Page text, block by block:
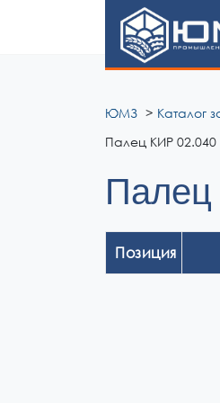
ЮМЗ Каталог
Палец КИР 02.040
Позиция